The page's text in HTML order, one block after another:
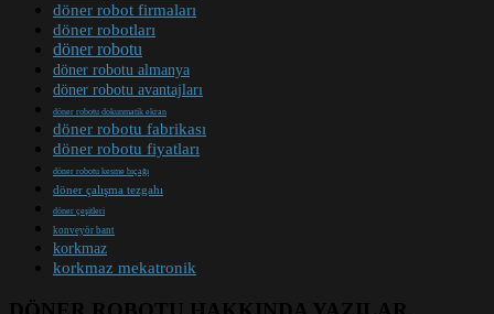
döner robot firmaları
döner robotları
döner robotu
döner robotu almanya
döner robotu avantajları
döner robotu dokunmatik ekran
döner robotu fabrikası
döner robotu fiyatları
döner robotu kesme bıçağı
döner çalışma tezgahı
döner çeşitleri
konveyör bant
korkmaz
korkmaz mekatronik